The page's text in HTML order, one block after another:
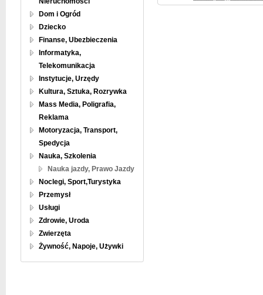
Dom i Ogród
Dziecko
Finanse, Ubezbieczenia
Informatyka,
Telekomunikacja
Instytucje, Urzędy
Kultura, Sztuka, Rozrywka
Mass Media, Poligrafia,
Reklama
Motoryzacja, Transport,
Spedycja
Nauka, Szkolenia
Nauka jazdy, Prawo Jazdy
Noclegi, Sport,Turystyka
Przemysł
Usługi
Zdrowie, Uroda
Zwierzęta
Żywność, Napoje, Używki